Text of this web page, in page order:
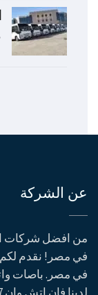
عن الشركة
من افضل شركات
في مصر! نقدم لكم
في مصر. باصات